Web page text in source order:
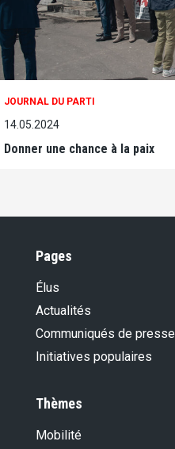
JOURNAL DU PARTI
14.05.2024
Donner une chance à la paix
Pages
Élus
Actualités
Communiqués de presse
Initiatives populaires
Thèmes
Mobilité